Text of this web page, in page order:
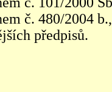
č. 480/2004
předpisů.